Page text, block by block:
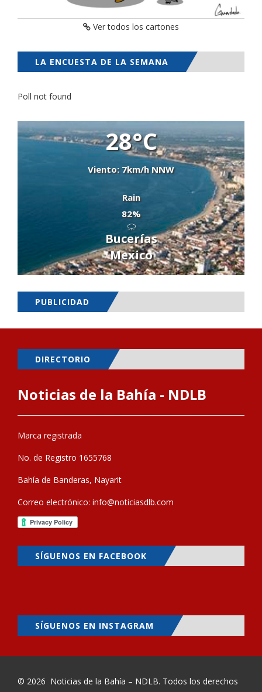
Ver todos los cartones
LA ENCUESTA DE LA SEMANA
Poll not found
28°C
Viento: 7km/h NNW
Rain
82%
Bucerías
Mexico
PUBLICIDAD
DIRECTORIO
Noticias de la Bahía - NDLB
Marca registrada
No. de Registro 1655768
Bahía de Banderas, Nayarit
Correo electrónico: info@noticiasdlb.com
SÍGUENOS EN FACEBOOK
SÍGUENOS EN INSTAGRAM
© 2026 Noticias de la Bahía – NDLB. Todos los derechos